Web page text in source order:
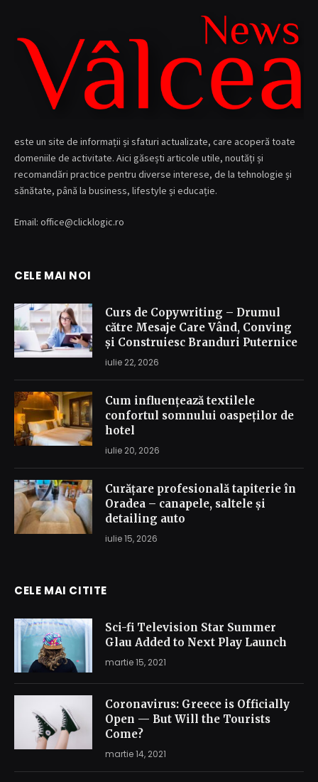
este un site de informații și sfaturi actualizate, care acoperă toate
domeniile de activitate. Aici găsești articole utile, noutăți și
recomandări practice pentru diverse interese, de la tehnologie și
sănătate, până la business, lifestyle și educație.
Email: office@clicklogic.ro
CELE MAI NOI
Curs de Copywriting – Drumul
către Mesaje Care Vând, Conving
și Construiesc Branduri Puternice
iulie 22, 2026
Cum influențează textilele
confortul somnului oaspeților de
hotel
iulie 20, 2026
Curățare profesională tapiterie în
Oradea – canapele, saltele și
detailing auto
iulie 15, 2026
CELE MAI CITITE
Sci-fi Television Star Summer
Glau Added to Next Play Launch
martie 15, 2021
Coronavirus: Greece is Officially
Open — But Will the Tourists
Come?
martie 14, 2021